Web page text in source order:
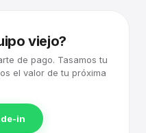
viejo?
de pago. Tasamos tu
el valor de tu próxima
in